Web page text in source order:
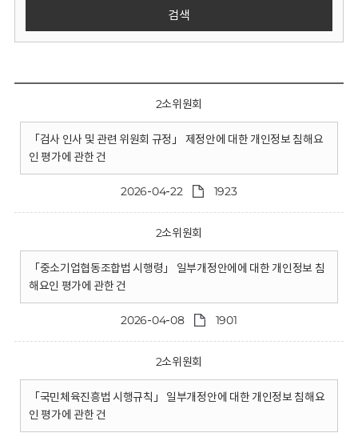
검색
2소위원회
「검사 인사 및 관련 위원회 규정」 제정안에 대한 개인정보 침해요
인 평가에 관한 건
2026-04-22 1923
2소위원회
「중소기업협동조합법 시행령」 일부개정안에에 대한 개인정보 침
해요인 평가에 관한 건
2026-04-08 1901
2소위원회
「국민체육진흥법 시행규칙」 일부개정안에 대한 개인정보 침해요
인 평가에 관한 건